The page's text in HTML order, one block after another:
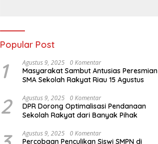
Popular Post
1 Agustus 9, 2025 0 Komentar
Masyarakat Sambut Antusias Peresmian
SMA Sekolah Rakyat Riau 15 Agustus
2 Agustus 9, 2025 0 Komentar
DPR Dorong Optimalisasi Pendanaan
Sekolah Rakyat dari Banyak Pihak
Agustus 9, 2025 0 Komentar
Percobaan Penculikan Siswi SMPN di